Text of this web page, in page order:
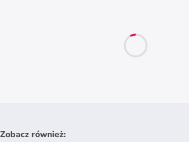
Zobacz również: